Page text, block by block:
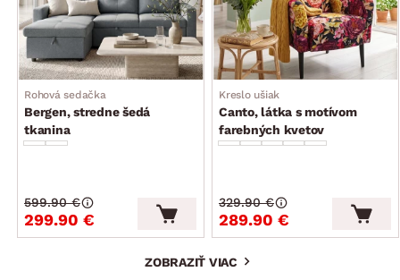
Rohová sedačka
Bergen, stredne šedá
tkanina
299.90 €
599.90 €
Kreslo ušiak
Canto, látka s motívom
farebných kvetov
289.90 €
329.90 €
ZOBRAZIŤ VIAC